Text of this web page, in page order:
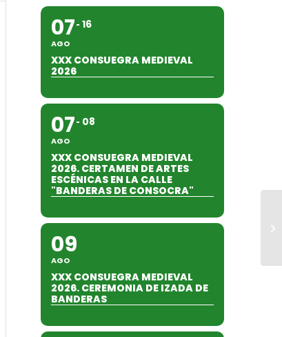
07
AGO
16
XXX CONSUEGRA MEDIEVAL
2026
07
AGO
08
XXX CONSUEGRA MEDIEVAL
2026. CERTAMEN DE ARTES
ESCÉNICAS EN LA CALLE
"BANDERAS DE CONSOCRA"
09
AGO
XXX CONSUEGRA MEDIEVAL
2026. CEREMONIA DE IZADA DE
BANDERAS